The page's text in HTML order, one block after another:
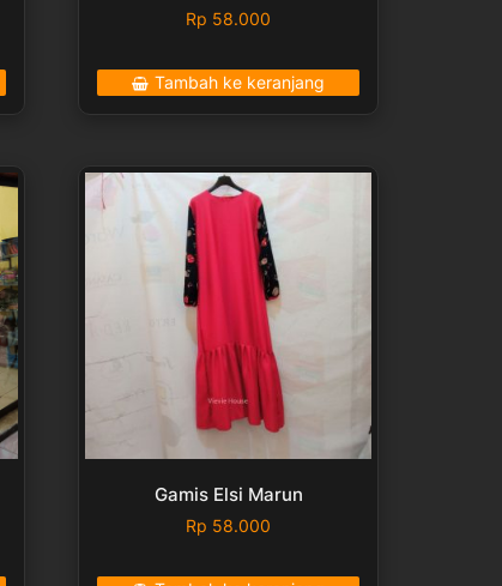
Rp 58.000
Tambah ke keranjang
Gamis Elsi Marun
Rp 58.000